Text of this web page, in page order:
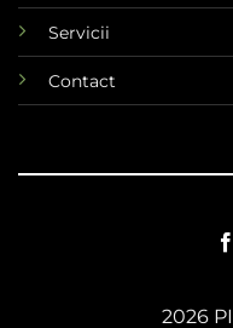
Servicii
Contact
2026